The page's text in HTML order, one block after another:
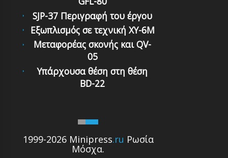
1999-2026 Minipress.ru Ρωσία
Μόσχα.
SJP-37 Περιγραφή του έργου
Εξωπλισμός σε τεχνική XY-6M
Μεταφορέας σκονής και QV-
05
Υπάρχουσα θέση στη θέση
BD-22